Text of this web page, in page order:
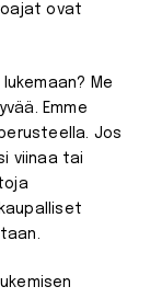
ovat
Me
Emme
Jos
viinaa tai